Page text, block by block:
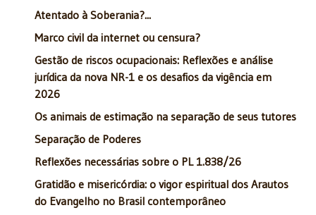
Atentado à Soberania?...
Marco civil da internet ou censura?
Gestão de riscos ocupacionais: Reflexões e análise
jurídica da nova NR-1 e os desafios da vigência em
2026
Os animais de estimação na separação de seus tutores
Separação de Poderes
Reflexões necessárias sobre o PL 1.838/26
Gratidão e misericórdia: o vigor espiritual dos Arautos
do Evangelho no Brasil contemporâneo